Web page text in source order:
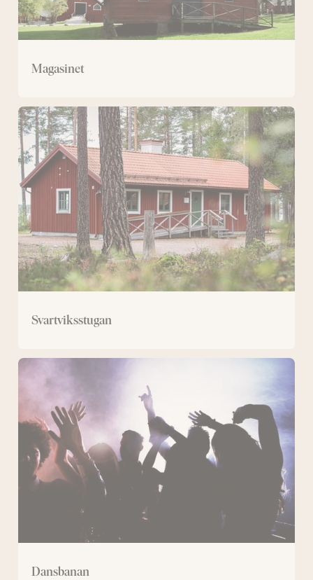
Magasinet
Svartviksstugan
Svartviksstugan
Dansbanan
Dansbanan